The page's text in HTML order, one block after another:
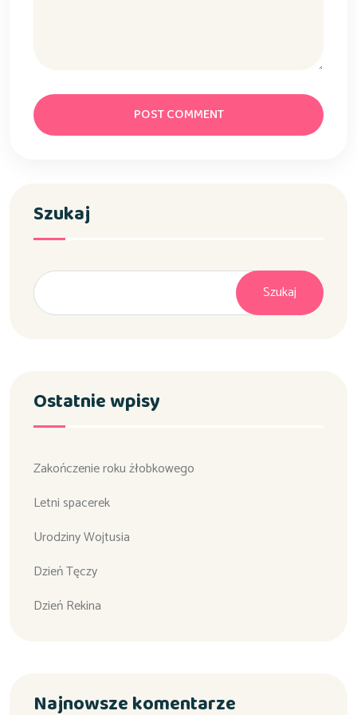
POST COMMENT
Szukaj
Szukaj
Ostatnie wpisy
Zakończenie roku żłobkowego
Letni spacerek
Urodziny Wojtusia
Dzień Tęczy
Dzień Rekina
Najnowsze komentarze